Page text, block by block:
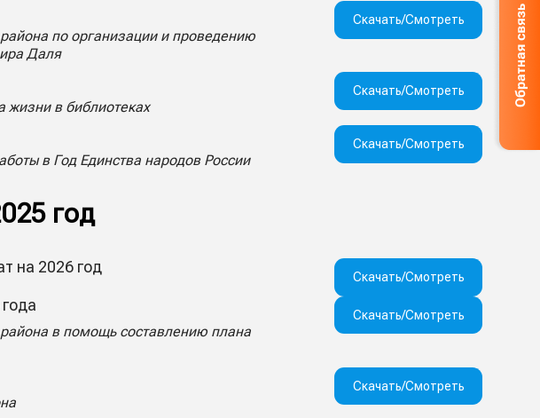
по организации и проведению
Даля
Скачать/Смотреть
жизни в библиотеках
Скачать/Смотреть
в Год Единства народов России
Скачать/Смотреть
год
на 2026 год
Скачать/Смотреть
в помощь составлению плана
Скачать/Смотреть
Скачать/Смотреть